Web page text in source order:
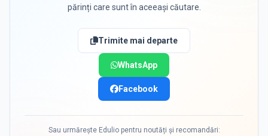
părinți care sunt în aceeași căutare.
Trimite mai departe
WhatsApp
Facebook
Sau urmărește Edulio pentru noutăți și recomandări: